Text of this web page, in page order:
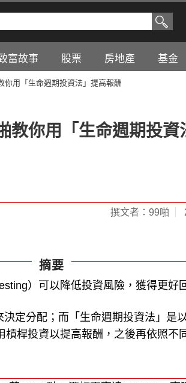
富故事 股票 房地產 基金
你用「生命週期投資法」提高報酬
教你用「生命週期投資
撰文者：99啪
摘要
定分配；而「生命週期投資法」是